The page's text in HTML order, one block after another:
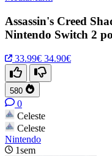
Assassin's Creed
Nintendo Switch 2
33.99€ 34.90€
580
0
Celeste
Celeste
Nintendo
1sem